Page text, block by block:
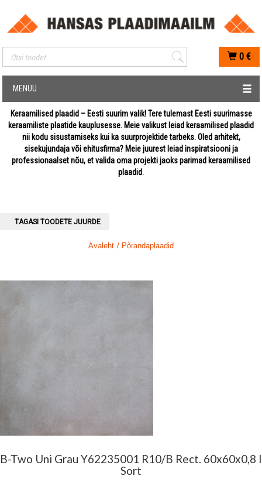
Mobiilis otsimise sisestus
0 €
MENÜÜ
Keraamilised plaadid – Eesti suurim valik! Tere tulemast Eesti suurimasse
keraamiliste plaatide kauplusesse. Meie valikust leiad keraamilised plaadid
nii kodu sisustamiseks kui ka suurprojektide tarbeks. Oled arhitekt,
sisekujundaja või ehitusfirma? Meie juurest leiad inspiratsiooni ja
professionaalset nõu, et valida oma projekti jaoks parimad keraamilised
plaadid.
TAGASI TOODETE JUURDE
Avaleht / Põrandaplaadid
B-Two Uni Grau Y62235001 R10/B Rect. 60x60x0,8 I
Sort